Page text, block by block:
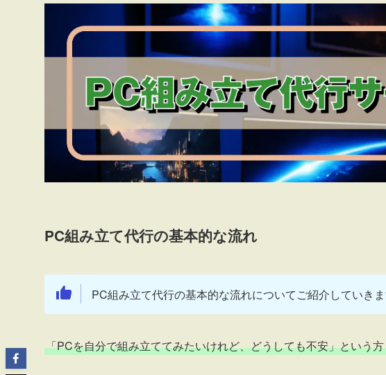
PC組み立て代行の基本的な流れ
PC組み立て代行の基本的な流れについてご紹介していきま
「PCを自分で組み立ててみたいけれど、どうしても不安」という